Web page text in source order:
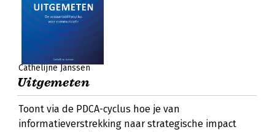
Cathelijne Janssen
Uitgemeten
Toont via de PDCA-cyclus hoe je van
informatieverstrekking naar strategische impact